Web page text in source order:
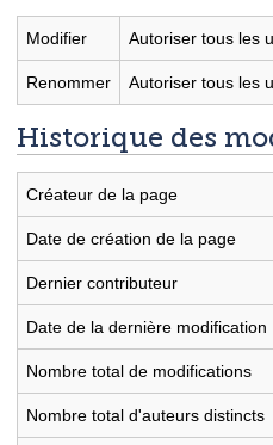
Modifier Autoriser tous les
Renommer Autoriser tous les
Historique des
Créateur de la page
Date de création de la page
Dernier contributeur
Date de la dernière modification
Nombre total de modifications
Nombre total d'auteurs distincts